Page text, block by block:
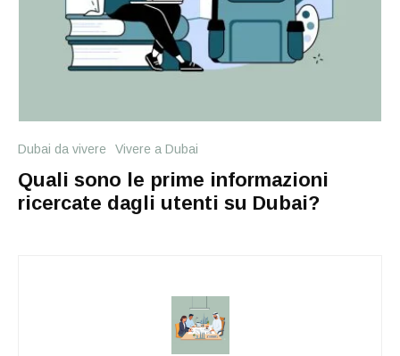
Dubai da vivere Vivere a Dubai
Quali sono le prime informazioni
ricercate dagli utenti su Dubai?